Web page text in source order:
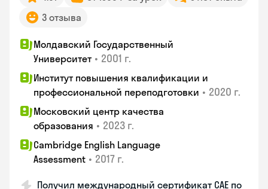
3 отзыва
Молдавский Государственный
Университет • 2001 г.
Институт повышения квалификации и
профессиональной переподготовки • 2020 г.
Московский центр качества
образования • 2023 г.
Cambridge English Language
Assessment • 2017 г.
Получил международный сертификат CAE по